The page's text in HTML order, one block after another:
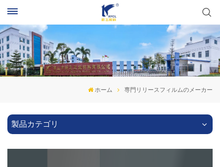
ホーム 専門リリースフィルムのメーカー
製品カテゴリ